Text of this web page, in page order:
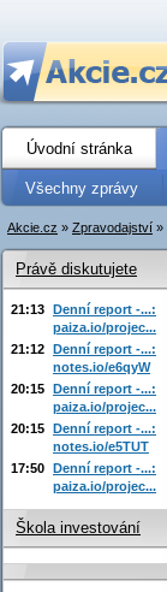
Úvodní stránka
Všechny zprávy
Akcie.cz » Zpravodajství »
Právě diskutujete
21:13 Denní report -...:
paiza.io/projec...
21:12 Denní report -...:
notes.io/e6qyW
20:15 Denní report -...:
paiza.io/projec...
20:15 Denní report -...:
notes.io/e5TUT
17:50 Denní report -...:
paiza.io/projec...
Škola investování